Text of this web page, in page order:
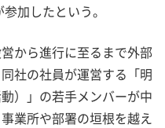
加したという。
から進行に至るまで外部
社の社員が運営する「明
）」の若手メンバーが中
業所や部署の垣根を越え